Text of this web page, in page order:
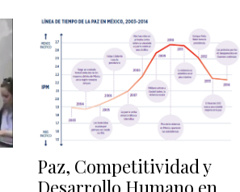
Paz, Competitividad y
Desarrollo Humano en